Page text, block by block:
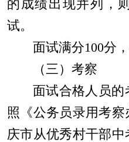
的成绩出现并列，
试。
面试满分100分
（三）考察
面试合格人员的
照《公务员录用考
庆市从优秀村干部